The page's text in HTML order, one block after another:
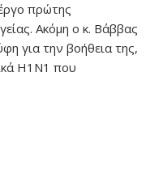
πρώτης
Ακόμη ο κ. Βάββας
για την βοήθεια της,
Η1Ν1 που